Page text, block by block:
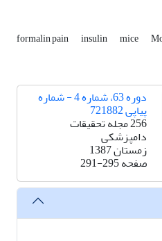
formalin pain insulin mice
دوره 63، شماره 4 - شماره
پیاپی 721882
256 مجله تحقیقات
دامپزشکی
زمستان 1387
صفحه291-295